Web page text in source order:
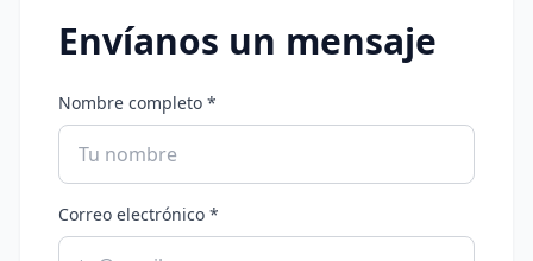
Envíanos un mensaje
Nombre completo *
Correo electrónico *